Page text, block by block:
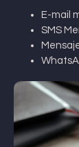
E-mail
SMS